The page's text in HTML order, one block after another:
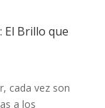
El Brillo que
cada vez son
a los